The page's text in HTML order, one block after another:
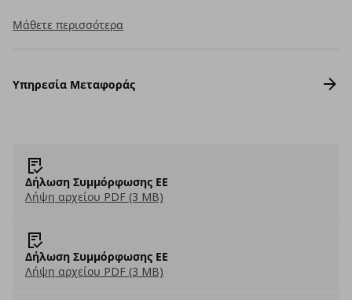
Μάθετε περισσότερα
Υπηρεσία Μεταφοράς
Δήλωση Συμμόρφωσης ΕΕ
Λήψη αρχείου PDF (3 MB)
Δήλωση Συμμόρφωσης ΕΕ
Λήψη αρχείου PDF (3 MB)